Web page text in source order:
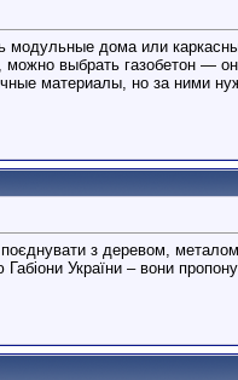
дома или
можно выбрать газобетон —
материалы, но за ними
поєднувати з деревом,
Габіони України – вони